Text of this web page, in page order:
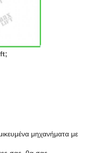
μηχανήματα με